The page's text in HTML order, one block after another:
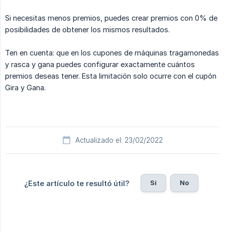
Si necesitas menos premios, puedes crear premios con 0% de
posibilidades de obtener los mismos resultados.
Ten en cuenta: que en los cupones de máquinas tragamonedas
y rasca y gana puedes configurar exactamente cuántos
premios deseas tener. Esta limitación solo ocurre con el cupón
Gira y Gana.
Actualizado el: 23/02/2022
¿Este artículo te resultó útil? Sí No